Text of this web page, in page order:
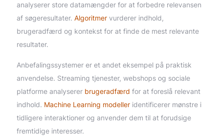
analyserer store datamængder for at forbedre relevansen
af søgeresultater.Algoritmer vurderer indhold,
brugeradfærd og kontekst for at finde de mest relevante
resultater.
Anbefalingssystemer er et andet eksempel på praktisk
anvendelse. Streaming tjenester, webshops og sociale
platforme analyserer brugeradfærd for at foreslå relevant
indhold. Machine Learning modeller identificerer mønstre i
tidligere interaktioner og anvender dem til at forudsige
fremtidige interesser.